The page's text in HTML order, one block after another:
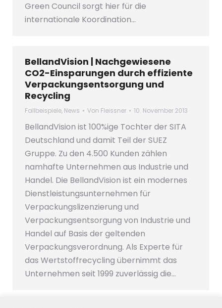
Green Council sorgt hier für die
internationale Koordination…
BellandVision | Nachgewiesene
CO2-Einsparungen durch effiziente
Verpackungsentsorgung und
Recycling
Fallbeispiele, News Von Fleissner 10. November 2013
BellandVision ist 100%ige Tochter der SITA
Deutschland und damit Teil der SUEZ
Gruppe. Zu den 4.500 Kunden zählen
namhafte Unternehmen aus Industrie und
Handel. Die BellandVision ist ein modernes
Dienstleistungsunternehmen für
Verpackungslizenzierung und
Verpackungsentsorgung von Industrie und
Handel auf Basis der geltenden
Verpackungsverordnung. Als Experte für
das Wertstoffrecycling übernimmt das
Unternehmen seit 1999 zuverlässig die…